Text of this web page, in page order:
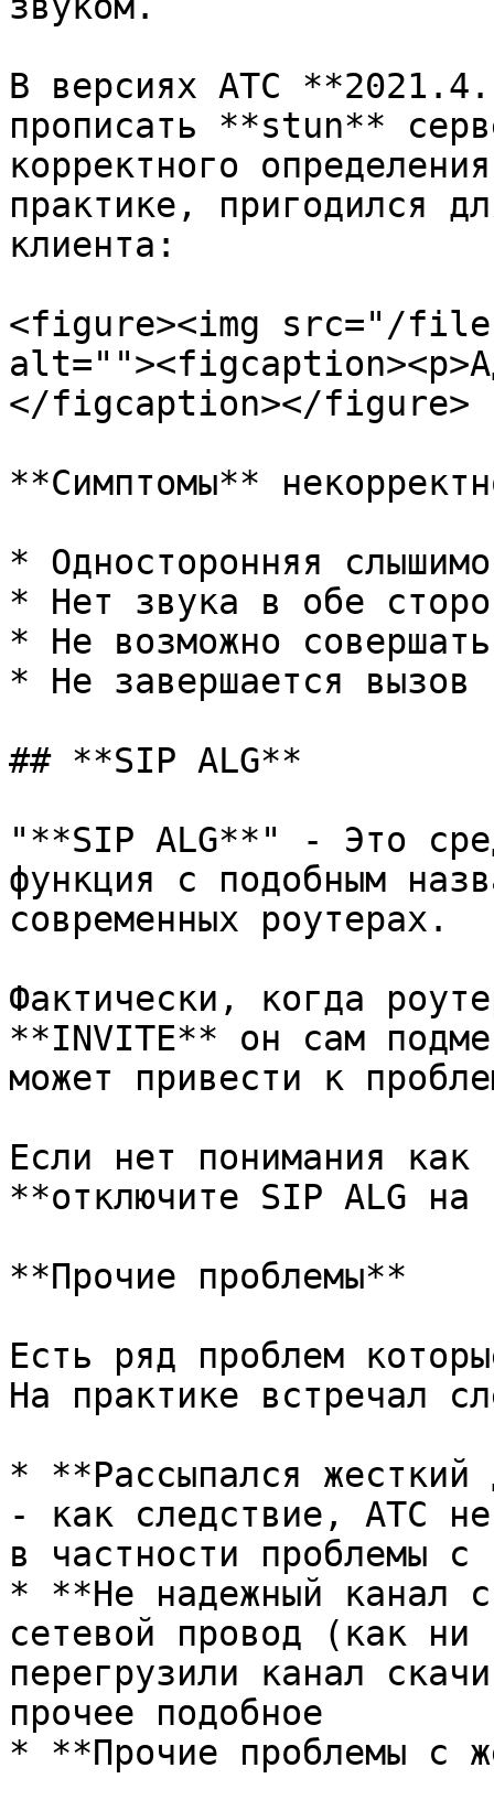
В версиях АТС
прописать **stun**
корректного
практике, пригодился
клиента:
<figure><img src="/files/
</figcaption></figure>
**Симптомы**
* Односторонняя
* Нет звука в обе
* Не возможно
* Не завершается вызов
## **SIP ALG**
"**SIP ALG**" - Это
функция с подобным
современных роутерах.
Фактически, когда
**INVITE** он сам
может привести к
Если нет понимания
**отключите SIP ALG на
**Прочие проблемы**
Есть ряд проблем
На практике встречал
* **Рассыпался жесткий
- как следствие, АТС
в частности проблемы с
* **Не надежный канал
сетевой провод (как ни
перегрузили канал
прочее подобное
* **Прочие проблемы с